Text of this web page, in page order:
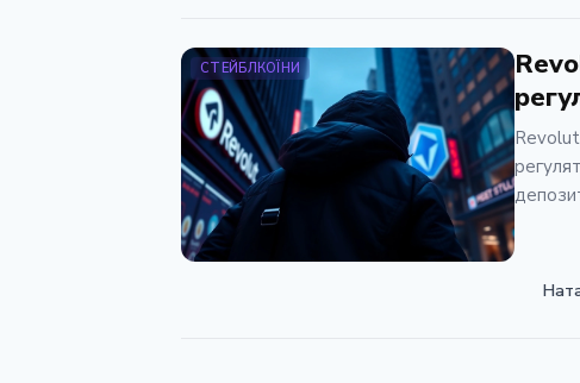
СТЕЙБЛКОЇНИ